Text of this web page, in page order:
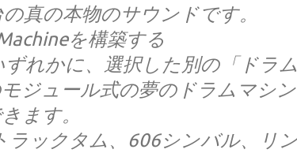
真の本物のサウンドです。
を構築する
れかに、選択した別の「ドラ
ジュール式の夢のドラムマシ
ます。
ックタム、606シンバル、リ